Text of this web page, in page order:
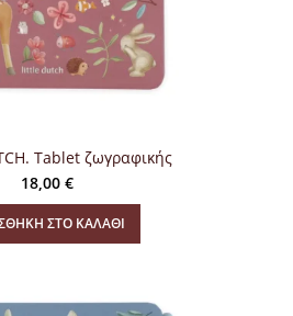
Tablet ζωγραφικής
18,00 €
ΣΤΟ ΚΑΛΆΘΙ